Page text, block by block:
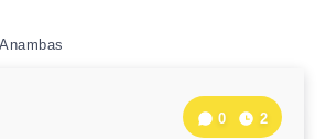
0 2